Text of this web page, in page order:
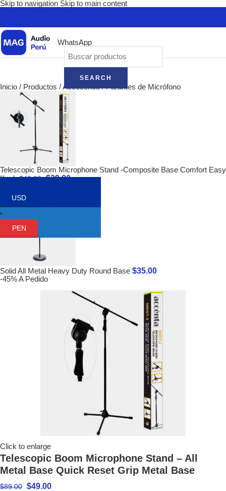
Skip to navigation Skip to main content
WhatsApp
SEARCH
Inicio / Productos /Accesorios/ Parantes de Micrófono
Telescopic Boom Microphone Stand -Composite Base Comfort Easy
Knob$49.00 $39.00
Volver a los productos
Solid All Metal Heavy Duty Round Base $35.00
-45%A Pedido
Click to enlarge
Telescopic Boom Microphone Stand – All
Metal Base Quick Reset Grip Metal Base
$89.00 $49.00
USD
PEN